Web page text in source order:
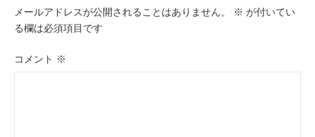
ゲ
ー
シ
メールアドレスが公開されることはありません。 ※ が付いてい
る欄は必須項目です
コメント ※